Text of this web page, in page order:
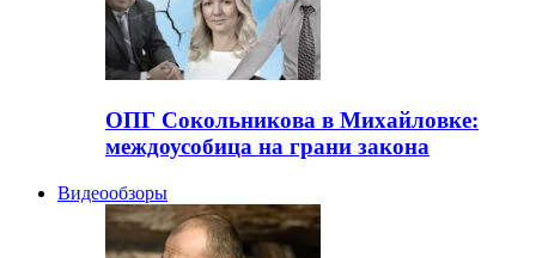
ОПГ Сокольникова в Михайловке:
междоусобица на грани закона
Видеообзоры